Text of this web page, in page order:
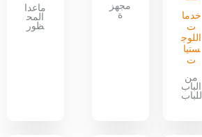
خدما
ت
اللوج
ستيا
ت
من
الباب
للباب
مجهز
ة
ماعدا
المح
ظور